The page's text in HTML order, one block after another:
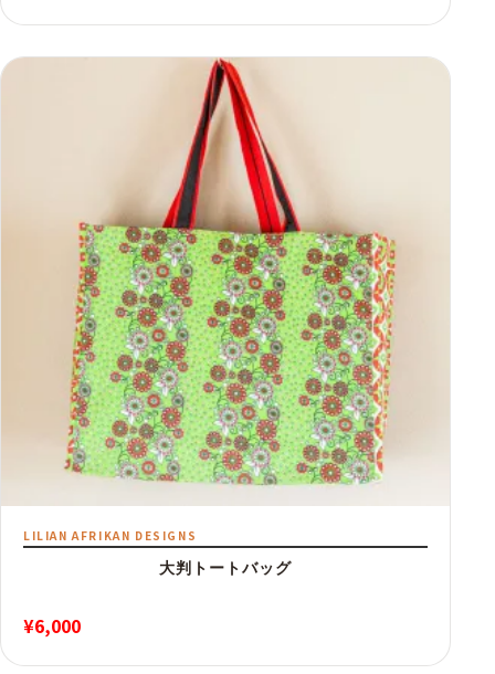
¥3,000
¥12,000
LILIAN AFRIKAN DESIGNS
大判トートバッグ
¥6,000